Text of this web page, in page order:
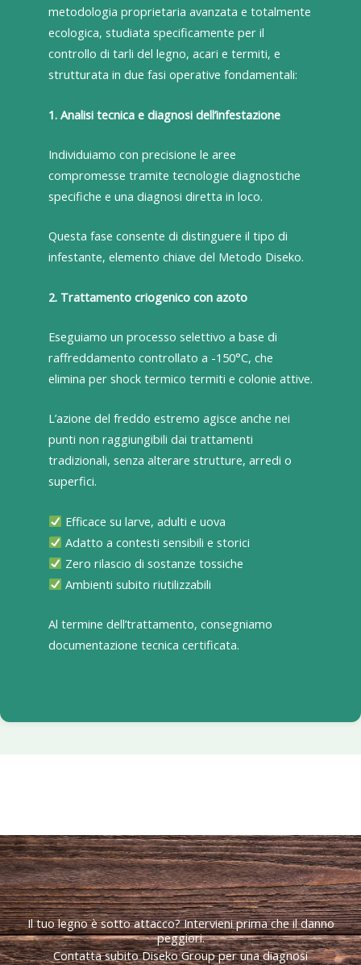
metodologia proprietaria avanzata e totalmente
ecologica, studiata specificamente per il
controllo di tarli del legno, acari e termiti, e
strutturata in due fasi operative fondamentali:
1. Analisi tecnica e diagnosi dell’infestazione
Individuiamo con precisione le aree
compromesse tramite tecnologie diagnostiche
specifiche e una diagnosi diretta in loco.
Questa fase consente di distinguere il tipo di
infestante, elemento chiave del Metodo Diseko.
2. Trattamento criogenico con azoto
Eseguiamo un processo selettivo a base di
raffreddamento controllato a -150°C, che
elimina per shock termico termiti e colonie attive.
L’azione del freddo estremo agisce anche nei
punti non raggiungibili dai trattamenti
tradizionali, senza alterare strutture, arredi o
superfici.
Efficace su larve, adulti e uova
Adatto a contesti sensibili e storici
Zero rilascio di sostanze tossiche
Ambienti subito riutilizzabili
Al termine dell’trattamento, consegniamo
documentazione tecnica certificata.
Il tuo legno è sotto attacco? Intervieni prima che il danno
peggiori.
Contatta subito Diseko Group per una diagnosi